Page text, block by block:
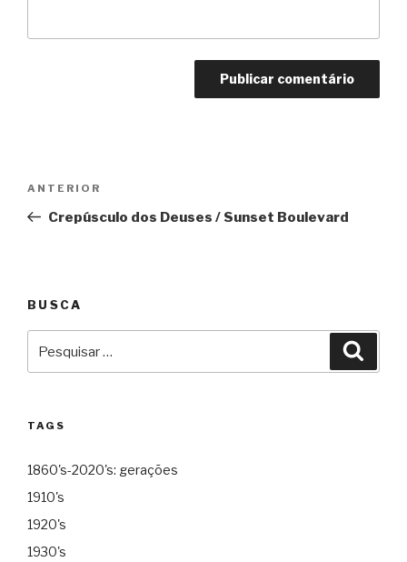
Post
Anterior
ANTERIOR
Crepúsculo dos Deuses / Sunset Boulevard
BUSCA
por:
TAGS
1860's-2020's: gerações
1910's
1920's
1930's